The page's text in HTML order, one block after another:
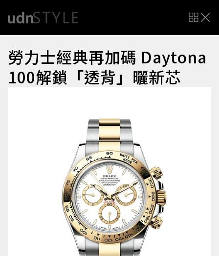
勞力士經典再加碼 Daytona
100解鎖「透背」曬新芯